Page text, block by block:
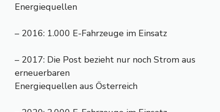
Energiequellen
– 2016: 1.000 E-Fahrzeuge im Einsatz
– 2017: Die Post bezieht nur noch Strom aus
erneuerbaren
Energiequellen aus Österreich